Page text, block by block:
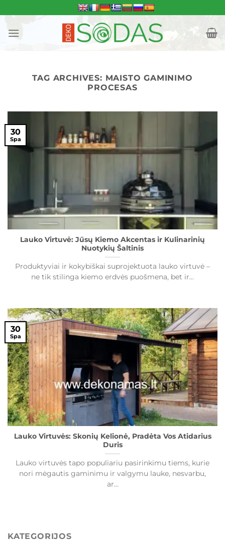
to
content
TAG ARCHIVES: MAISTO GAMINIMO
PROCESAS
Lauko Virtuvė: Jūsų Kiemo Akcentas ir Kulinarinių
Nuotykių Šaltinis
Produktyviai ir kokybiškai suprojektuota lauko virtuvė –
ne tik stilinga kiemo erdvės puošmena, bet ir...
30
Spa
Lauko Virtuvės: Skonių Kelionė, Pradėta Vos Atidarius
Duris
Lauko virtuvės tapo populiariu pasirinkimu tiems, kurie
nori mėgautis gaminimu ir valgymu lauke, nesvarbu,
ar...
30
Spa
KATEGORIJOS